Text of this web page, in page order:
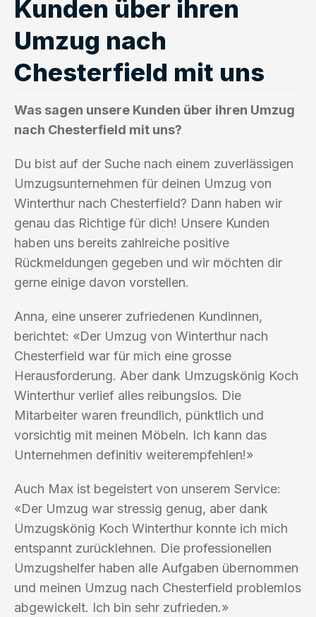
Kunden über ihren
Umzug nach
Chesterfield mit uns
Was sagen unsere Kunden über ihren Umzug
nach Chesterfield mit uns?
Du bist auf der Suche nach einem zuverlässigen
Umzugsunternehmen für deinen Umzug von
Winterthur nach Chesterfield? Dann haben wir
genau das Richtige für dich! Unsere Kunden
haben uns bereits zahlreiche positive
Rückmeldungen gegeben und wir möchten dir
gerne einige davon vorstellen.
Anna, eine unserer zufriedenen Kundinnen,
berichtet: «Der Umzug von Winterthur nach
Chesterfield war für mich eine grosse
Herausforderung. Aber dank Umzugskönig Koch
Winterthur verlief alles reibungslos. Die
Mitarbeiter waren freundlich, pünktlich und
vorsichtig mit meinen Möbeln. Ich kann das
Unternehmen definitiv weiterempfehlen!»
Auch Max ist begeistert von unserem Service:
«Der Umzug war stressig genug, aber dank
Umzugskönig Koch Winterthur konnte ich mich
entspannt zurücklehnen. Die professionellen
Umzugshelfer haben alle Aufgaben übernommen
und meinen Umzug nach Chesterfield problemlos
abgewickelt. Ich bin sehr zufrieden.»